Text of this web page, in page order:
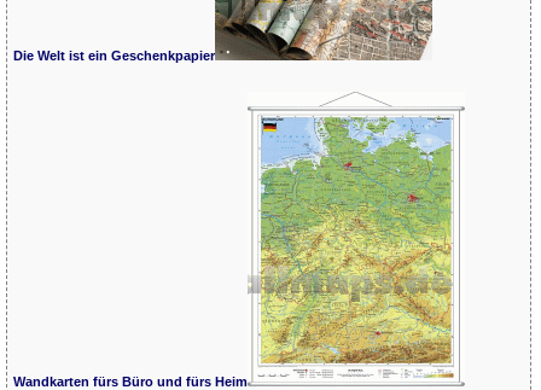
Die Welt ist ein Geschenkpapier
Wandkarten fürs Büro und fürs Heim